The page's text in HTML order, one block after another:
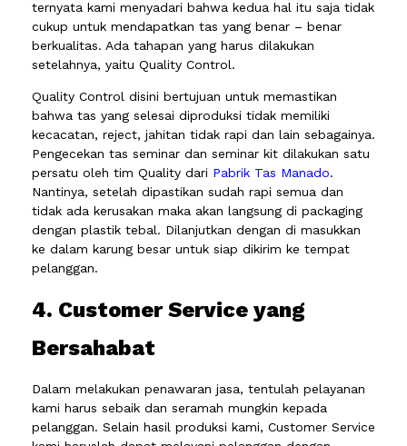
ternyata kami menyadari bahwa kedua hal itu saja tidak
cukup untuk mendapatkan tas yang benar – benar
berkualitas. Ada tahapan yang harus dilakukan
setelahnya, yaitu Quality Control.
Quality Control disini bertujuan untuk memastikan
bahwa tas yang selesai diproduksi tidak memiliki
kecacatan, reject, jahitan tidak rapi dan lain sebagainya.
Pengecekan tas seminar dan seminar kit dilakukan satu
persatu oleh tim Quality dari Pabrik Tas Manado.
Nantinya, setelah dipastikan sudah rapi semua dan
tidak ada kerusakan maka akan langsung di packaging
dengan plastik tebal. Dilanjutkan dengan di masukkan
ke dalam karung besar untuk siap dikirim ke tempat
pelanggan.
4. Customer Service yang
Bersahabat
Dalam melakukan penawaran jasa, tentulah pelayanan
kami harus sebaik dan seramah mungkin kepada
pelanggan. Selain hasil produksi kami, Customer Service